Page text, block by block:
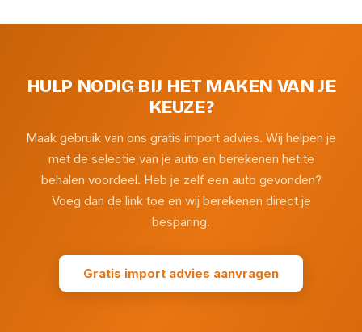
HULP NODIG BIJ HET MAKEN VAN JE
KEUZE?
Maak gebruik van ons gratis import advies. Wij helpen je
met de selectie van je auto en berekenen het te
behalen voordeel. Heb je zelf een auto gevonden?
Voeg dan de link toe en wij berekenen direct je
besparing.
Gratis import advies aanvragen